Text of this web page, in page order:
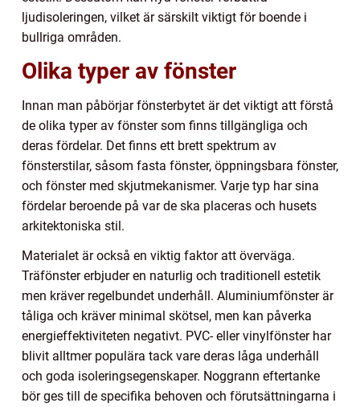
ljudisoleringen, vilket är särskilt viktigt för boende i
bullriga områden.
Olika typer av fönster
Innan man påbörjar fönsterbytet är det viktigt att förstå
de olika typer av fönster som finns tillgängliga och
deras fördelar. Det finns ett brett spektrum av
fönsterstilar, såsom fasta fönster, öppningsbara fönster,
och fönster med skjutmekanismer. Varje typ har sina
fördelar beroende på var de ska placeras och husets
arkitektoniska stil.
Materialet är också en viktig faktor att överväga.
Träfönster erbjuder en naturlig och traditionell estetik
men kräver regelbundet underhåll. Aluminiumfönster är
tåliga och kräver minimal skötsel, men kan påverka
energieffektiviteten negativt. PVC- eller vinylfönster har
blivit alltmer populära tack vare deras låga underhåll
och goda isoleringsegenskaper. Noggrann eftertanke
bör ges till de specifika behoven och förutsättningarna i